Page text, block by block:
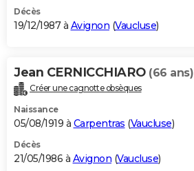
Décès
19/12/1987 à Avignon (Vaucluse)
Jean CERNICCHIARO (66 ans)
Créer une cagnotte obsèques
Naissance
05/08/1919 à Carpentras (Vaucluse)
Décès
21/05/1986 à Avignon (Vaucluse)